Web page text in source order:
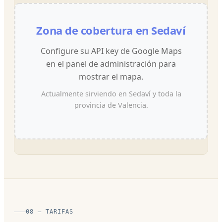
Zona de cobertura en Sedaví
Configure su API key de Google Maps
en el panel de administración para
mostrar el mapa.
Actualmente sirviendo en Sedaví y toda la
provincia de Valencia.
08 — TARIFAS